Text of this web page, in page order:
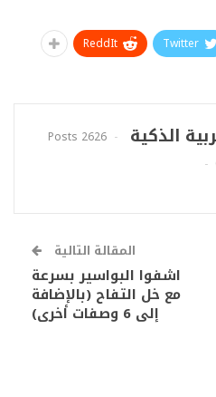
Twitter
ReddIt
الذكية
2626 Posts
المقالة التالية
اشفوا البواسير بسرعة
مع خل التفاح (بالإضافة
إلى 6 وصفات أخرى)